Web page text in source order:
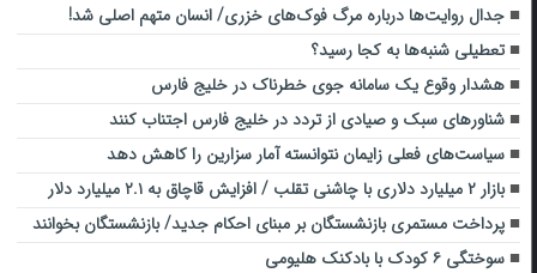
جدال روایت‌ها درباره مرگ فوک‌های خزری/ انسان متهم اصلی شد!
تعطیلی‌ شنبه‌ها به کجا رسید؟
هشدار وقوع یک سامانه جوی خطرناک در خلیج فارس
شناورهای سبک و صیادی از تردد در خلیج فارس اجتناب کنند
سیاست‌های فعلی زایمان نتوانسته آمار سزارین را کاهش دهد
بازار ۲ میلیارد دلاری با چاشنی تقلب / افزایش قاچاق به ۲.۱ میلیارد دلار
پرداخت مستمری بازنشستگان بر مبنای احکام جدید/ بازنشستگان بخوانند
سوختگی ۶ کودک با بادکنک هلیومی